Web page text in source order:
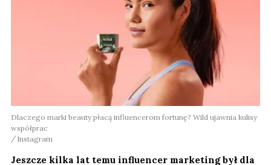
Dlaczego marki beauty płacą influencerom fortunę? Wild ujawnia kulisy
współprac
Instagram
Jeszcze kilka lat temu influencer marketing był dla